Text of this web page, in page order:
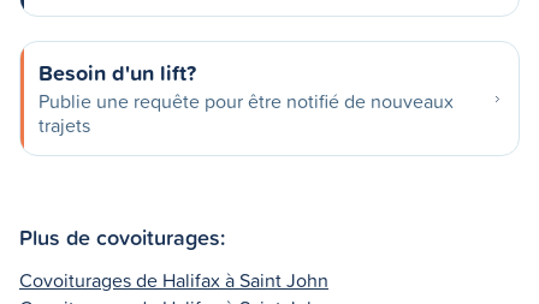
Besoin d'un lift?
Publie une requête pour être notifié de nouveaux
trajets
Plus de covoiturages:
Covoiturages de Halifax à Saint John